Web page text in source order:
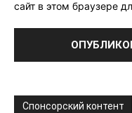
сайт в этом браузере
Спонсорский контент